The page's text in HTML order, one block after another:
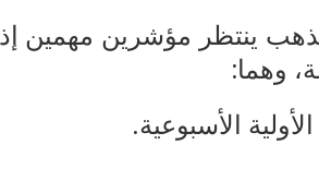
ينتظر مؤشرين مهمين
وهما:
الأسبوعية.